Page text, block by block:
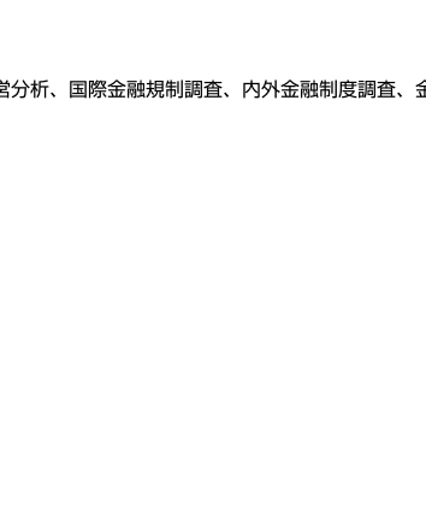
析、国際金融規制調査、内外金融制度調査、